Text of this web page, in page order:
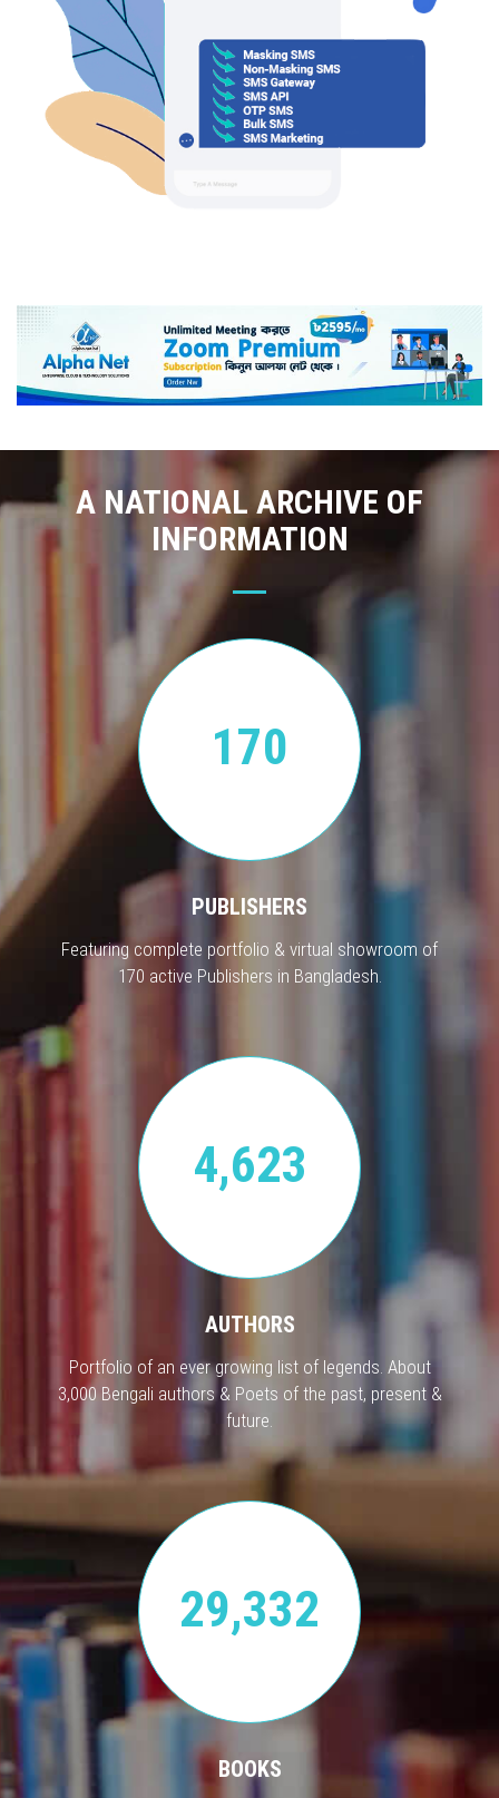
A NATIONAL ARCHIVE OF
INFORMATION
170
PUBLISHERS
Featuring complete portfolio & virtual showroom of
170 active Publishers in Bangladesh.
4,623
AUTHORS
Portfolio of an ever growing list of legends. About
3,000 Bengali authors & Poets of the past, present &
future.
29,332
BOOKS